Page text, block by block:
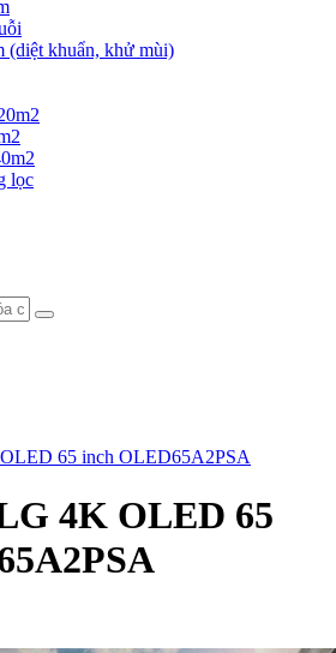
(diệt khuẩn, khử mùi)
lọc
65 inch OLED65A2PSA
4K OLED 65